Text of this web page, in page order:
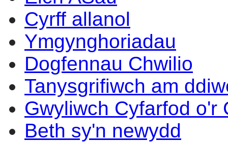
Cyrff allanol
Ymgynghoriadau
Dogfennau Chwilio
Tanysgrifiwch am
Gwyliwch Cyfarfod o'r
Beth sy'n newydd